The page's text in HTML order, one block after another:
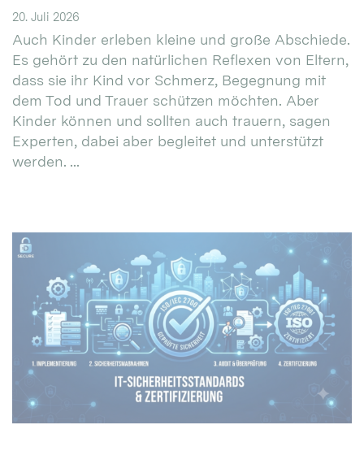
20. Juli 2026
Auch Kinder erleben kleine und große Abschiede.
Es gehört zu den natürlichen Reflexen von Eltern,
dass sie ihr Kind vor Schmerz, Begegnung mit
dem Tod und Trauer schützen möchten. Aber
Kinder können und sollten auch trauern, sagen
Experten, dabei aber begleitet und unterstützt
werden. ...